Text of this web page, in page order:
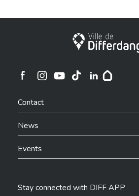
City of Differdange
Ville de Differdange sur Instagram
Contact
News
Events
Stay connected with DIFF APP